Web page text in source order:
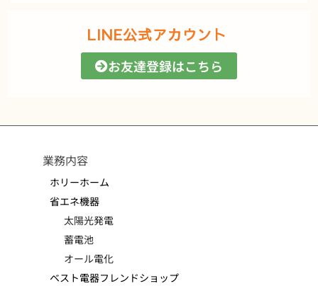
LINE公式アカウント
お友達登録はこちら
業務内容
ホリーホーム
省エネ機器
太陽光発電
蓄電池
オール電化
ベスト電器フレンドショップ